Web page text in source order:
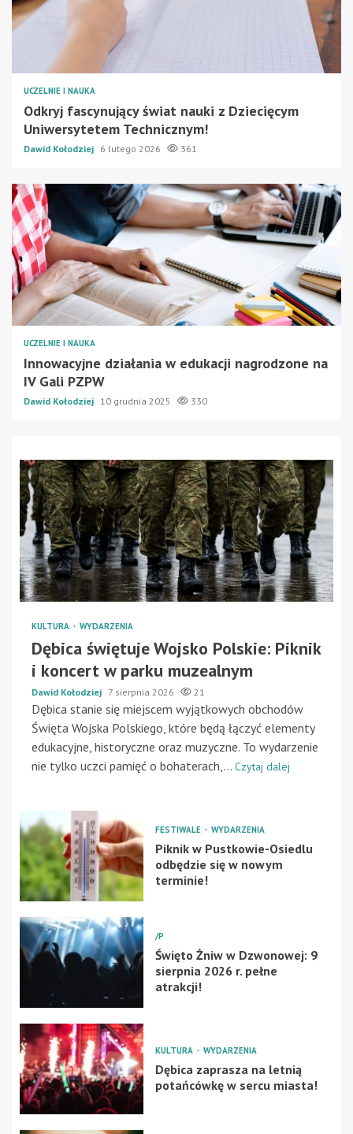
UCZELNIE I NAUKA
Odkryj fascynujący świat nauki z Dziecięcym
Uniwersytetem Technicznym!
Dawid Kołodziej 6 lutego 2026 361
UCZELNIE I NAUKA
Innowacyjne działania w edukacji nagrodzone na
IV Gali PZPW
Dawid Kołodziej 10 grudnia 2025 330
KULTURA WYDARZENIA
Dębica świętuje Wojsko Polskie: Piknik
i koncert w parku muzealnym
Dawid Kołodziej 7 sierpnia 2026 21
Dębica stanie się miejscem wyjątkowych obchodów
Święta Wojska Polskiego, które będą łączyć elementy
edukacyjne, historyczne oraz muzyczne. To wydarzenie
nie tylko uczci pamięć o bohaterach,... Czytaj dalej
FESTIWALE WYDARZENIA
Piknik w Pustkowie-Osiedlu
odbędzie się w nowym
terminie!
/P
Święto Żniw w Dzwonowej: 9
sierpnia 2026 r. pełne
atrakcji!
KULTURA WYDARZENIA
Dębica zaprasza na letnią
potańcówkę w sercu miasta!